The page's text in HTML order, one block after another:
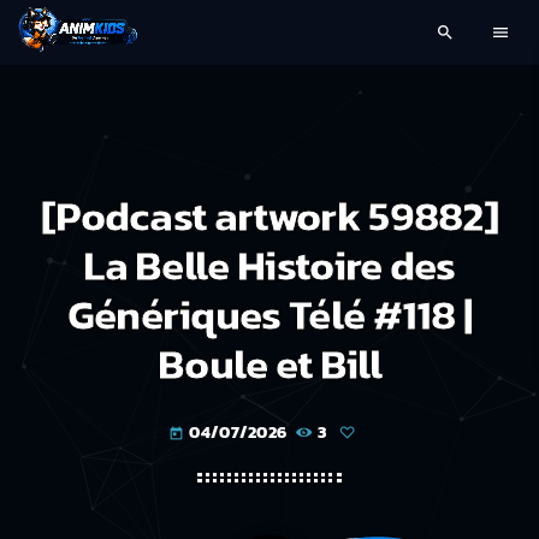
search menu
[Podcast artwork 59882]
La Belle Histoire des
Génériques Télé #118 |
Boule et Bill
today 04/07/2026 3